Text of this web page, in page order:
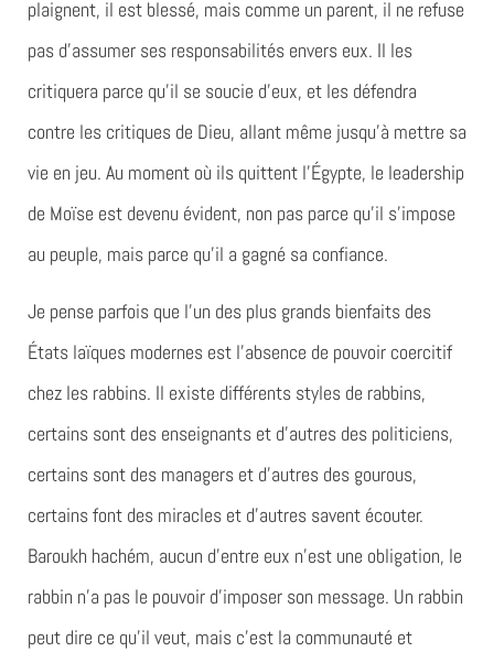
plaignent, il est blessé, mais comme un parent, il ne refuse
pas d’assumer ses responsabilités envers eux. Il les
critiquera parce qu’il se soucie d’eux, et les défendra
contre les critiques de Dieu, allant même jusqu’à mettre sa
vie en jeu. Au moment où ils quittent l’Égypte, le leadership
de Moïse est devenu évident, non pas parce qu’il s’impose
au peuple, mais parce qu’il a gagné sa confiance.
Je pense parfois que l’un des plus grands bienfaits des
États laïques modernes est l’absence de pouvoir coercitif
chez les rabbins. Il existe différents styles de rabbins,
certains sont des enseignants et d’autres des politiciens,
certains sont des managers et d’autres des gourous,
certains font des miracles et d’autres savent écouter.
Baroukh hachém, aucun d’entre eux n’est une obligation, le
rabbin n’a pas le pouvoir d’imposer son message. Un rabbin
peut dire ce qu’il veut, mais c’est la communauté et